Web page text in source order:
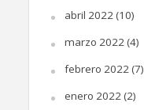
abril 2022(10)
marzo 2022(4)
febrero 2022(7)
enero 2022(2)